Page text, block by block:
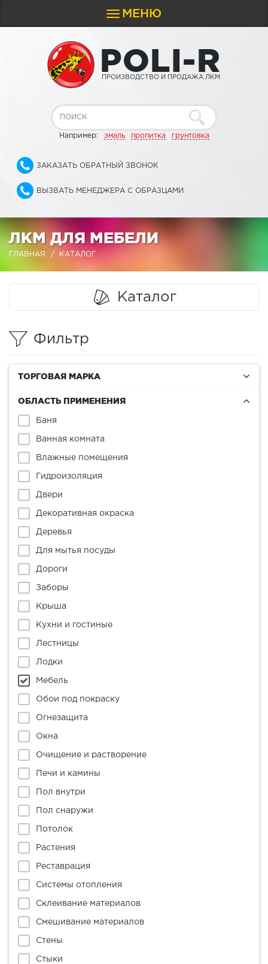
Toggle
navigation
МЕНЮ
POLI-R
ПРОИЗВОДСТВО И ПРОДАЖА ЛКМ
Например: эмаль пропитка грунтовка
ЗАКАЗАТЬ ОБРАТНЫЙ ЗВОНОК
ВЫЗВАТЬ МЕНЕДЖЕРА С ОБРАЗЦАМИ
ЛКМ ДЛЯ МЕБЕЛИ
ГЛАВНАЯ КАТАЛОГ
Каталог
Фильтр
ТОРГОВАЯ МАРКА
ОБЛАСТЬ ПРИМЕНЕНИЯ
Баня
Ванная комната
Влажные помещения
Гидроизоляция
Двери
Декоративная окраска
Деревья
Для мытья посуды
Дороги
Заборы
Крыша
Кухни и гостиные
Лестницы
Лодки
Мебель
Обои под покраску
Огнезащита
Окна
Очищение и растворение
Печи и камины
Пол внутри
Пол снаружи
Потолок
Растения
Реставрация
Системы отопления
Склеивание материалов
Смешивание материалов
Стены
Стыки